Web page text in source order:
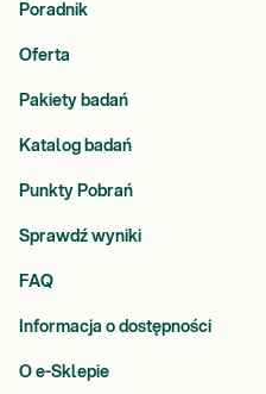
Poradnik
Oferta
Pakiety badań
Katalog badań
Punkty Pobrań
Sprawdź wyniki
FAQ
Informacja o dostępności
O e-Sklepie